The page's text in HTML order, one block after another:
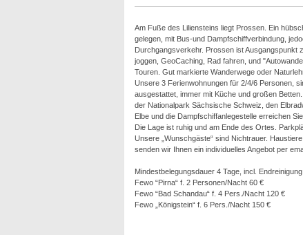
Am Fuße des Liliensteins liegt Prossen. Ein
gelegen, mit Bus-und Dampfschiffverbindung,
Durchgangsverkehr. Prossen ist Ausgangspunkt
joggen, GeoCaching, Rad fahren, und
Touren. Gut markierte Wanderwege oder
Unsere 3 Ferienwohnungen für 2/4/6 Personen,
ausgestattet, immer mit Küche und großen
der Nationalpark Sächsische Schweiz, den
Elbe und die Dampfschiffanlegestelle erreichen
Die Lage ist ruhig und am Ende des Ortes.
Unsere „Wunschgäste“ sind Nichtrauer.
senden wir Ihnen ein individuelles Angebot per
Mindestbelegungsdauer 4 Tage, incl.
Fewo “Pirna“ f. 2 Personen/Nacht 60 €
Fewo “Bad Schandau“ f. 4 Pers./Nacht 120 €
Fewo „Königstein“ f. 6 Pers./Nacht 150 €